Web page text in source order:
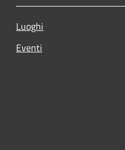
Luoghi
Eventi